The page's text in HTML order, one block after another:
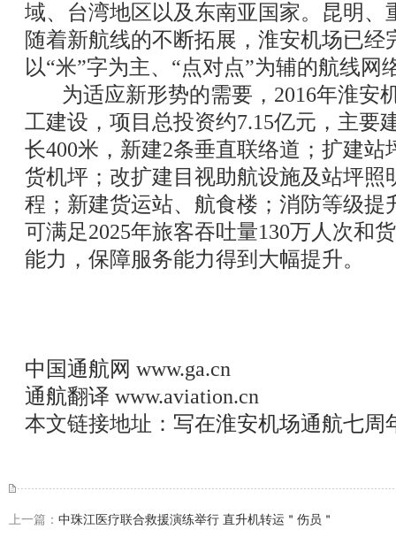
域、台湾地区以及东南亚国家。昆明
随着新航线的不断拓展，淮安机场已经
以“米”字为主、“点对点”为辅的航线网
为适应新形势的需要，2016年淮安
工建设，项目总投资约7.15亿元，主要
长400米，新建2条垂直联络道；扩建站
货机坪；改扩建目视助航设施及站坪照
程；新建货运站、航食楼；消防等级提
可满足2025年旅客吞吐量130万人次和
能力，保障服务能力得到大幅提升。
中国通航网 www.ga.cn
通航翻译 www.aviation.cn
本文链接地址： 写在淮安机场通航七周
上一篇： 中珠江医疗联合救援演练举行 直升机转运＂伤员＂